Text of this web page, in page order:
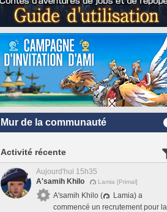
Mur de la communauté
Activité récente
Aujourd'hui 15h35
A'samih Khilo
Lamia [Primal]
A'samih Khilo (
Lamia) a
commencé un recrutement pour la